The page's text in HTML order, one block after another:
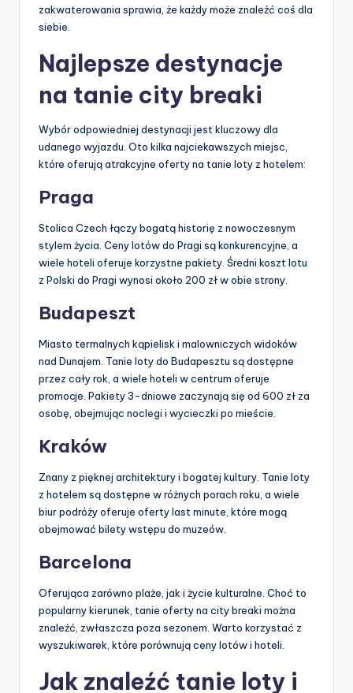
zakwaterowania sprawia, że każdy może znaleźć coś dla
siebie.
Najlepsze destynacje
na tanie city breaki
Wybór odpowiedniej destynacji jest kluczowy dla
udanego wyjazdu. Oto kilka najciekawszych miejsc,
które oferują atrakcyjne oferty na tanie loty z hotelem:
Praga
Stolica Czech łączy bogatą historię z nowoczesnym
stylem życia. Ceny lotów do Pragi są konkurencyjne, a
wiele hoteli oferuje korzystne pakiety. Średni koszt lotu
z Polski do Pragi wynosi około 200 zł w obie strony.
Budapeszt
Miasto termalnych kąpielisk i malowniczych widoków
nad Dunajem. Tanie loty do Budapesztu są dostępne
przez cały rok, a wiele hoteli w centrum oferuje
promocje. Pakiety 3-dniowe zaczynają się od 600 zł za
osobę, obejmując noclegi i wycieczki po mieście.
Kraków
Znany z pięknej architektury i bogatej kultury. Tanie loty
z hotelem są dostępne w różnych porach roku, a wiele
biur podróży oferuje oferty last minute, które mogą
obejmować bilety wstępu do muzeów.
Barcelona
Oferująca zarówno plaże, jak i życie kulturalne. Choć to
popularny kierunek, tanie oferty na city breaki można
znaleźć, zwłaszcza poza sezonem. Warto korzystać z
wyszukiwarek, które porównują ceny lotów i hoteli.
Jak znaleźć tanie loty i